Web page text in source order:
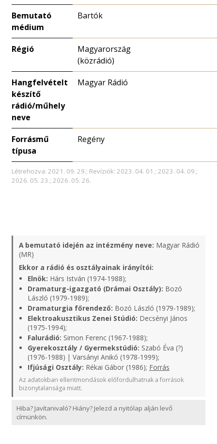
Bemutató
médium
Bartók
Régió
Magyarország
(közrádió)
Hangfelvételt
készítő
rádió/műhely
neve
Magyar Rádió
Forrásmű
típusa
Regény
Létrehozva: 2021. 09. 29.; Revíziók: 2023. 04. 01.; 2023. 04. 09.;
2026. 05. 23.; 2026. 05. 26.
A bemutató idején az intézmény neve: Magyar Rádió
(MR)
Ekkor a rádió és osztályainak irányítói:
Elnök: Hárs István (1974-1988);
Dramaturg-igazgató (Drámai Osztály): Bozó
László (1979-1989);
Dramaturgia főrendező: Bozó László (1979-1989);
Elektroakusztikus Zenei Stúdió: Decsényi János
(1975-1994);
Falurádió: Simon Ferenc (1967-1988);
Gyerekosztály / Gyermekstúdió: Szabó Éva (?)
(1976-1988) | Varsányi Anikó (1978-1999);
Ifjúsági Osztály: Rékai Gábor (1986); Forrás
Az adatokban ellentmondások előfordulhatnak a források
bizonytalansága miatt.
Hiba? Javítanivaló? Hiány? Jelezd a nyitólap alján levő
címünkön.